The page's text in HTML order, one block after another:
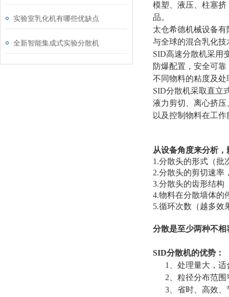
实验室乳化机有哪些优缺点
全新智能集成式实验分散机
模塑、液压、柱塞
品。
太仓希德机械设备
与全球的混合乳化
SID高速分散机采用
防爆配置，安全可
不同物料的粘度及
SID分散机采取直立
液力剪切、离心挤
以及控制物料在工
从设备角度来分析
1.分散头的形式（批
2.分散头的剪切速率
3.分散头的齿形结构
4.物料在分散墙体的
5.循环次数（越多效
分散是至少两种不
SID分散机的优势：
1、 处理量大，适
2、 粒径分布范围
3、 省时、高效、